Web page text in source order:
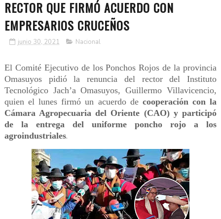
RECTOR QUE FIRMÓ ACUERDO CON
EMPRESARIOS CRUCEÑOS
junio 30, 2021 Nacional
El Comité Ejecutivo de los Ponchos Rojos de la provincia
Omasuyos pidió la renuncia del rector del Instituto
Tecnológico Jach’a Omasuyos, Guillermo Villavicencio,
quien el lunes firmó un acuerdo de cooperación con la
Cámara Agropecuaria del Oriente (CAO) y participó
de la entrega del uniforme poncho rojo a los
agroindustriales.